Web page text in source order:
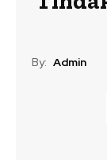
By: Admin